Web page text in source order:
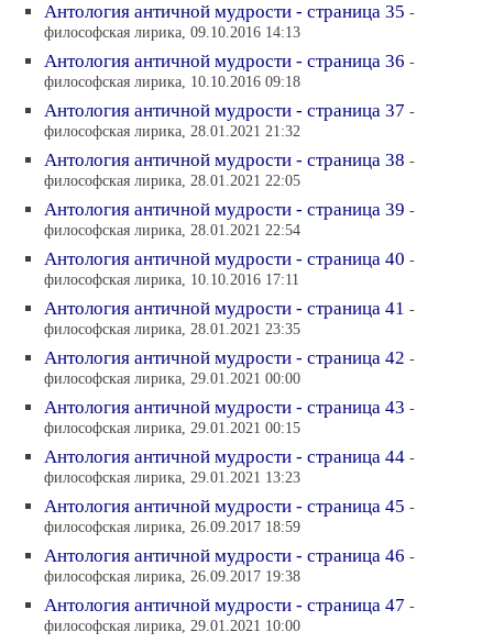
Антология античной мудрости - страница 35 -
философская лирика, 09.10.2016 14:13
Антология античной мудрости - страница 36 -
философская лирика, 10.10.2016 09:18
Антология античной мудрости - страница 37 -
философская лирика, 28.01.2021 21:32
Антология античной мудрости - страница 38 -
философская лирика, 28.01.2021 22:05
Антология античной мудрости - страница 39 -
философская лирика, 28.01.2021 22:54
Антология античной мудрости - страница 40 -
философская лирика, 10.10.2016 17:11
Антология античной мудрости - страница 41 -
философская лирика, 28.01.2021 23:35
Антология античной мудрости - страница 42 -
философская лирика, 29.01.2021 00:00
Антология античной мудрости - страница 43 -
философская лирика, 29.01.2021 00:15
Антология античной мудрости - страница 44 -
философская лирика, 29.01.2021 13:23
Антология античной мудрости - страница 45 -
философская лирика, 26.09.2017 18:59
Антология античной мудрости - страница 46 -
философская лирика, 26.09.2017 19:38
Антология античной мудрости - страница 47 -
философская лирика, 29.01.2021 10:00